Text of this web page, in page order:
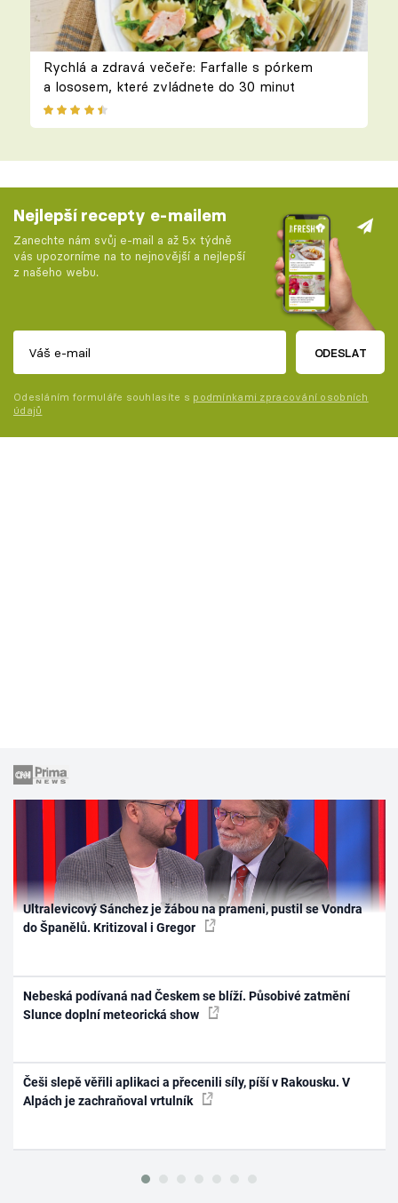
Rychlá a zdravá večeře: Farfalle s pórkem
a lososem, které zvládnete do 30 minut
Nejlepší recepty e-mailem
Zanechte nám svůj e-mail a až 5x týdně
vás upozorníme na to nejnovější a nejlepší
z našeho webu.
ODESLAT
Odesláním formuláře souhlasíte s podmínkami zpracování osobních
údajů
Ultralevicový Sánchez je žábou na prameni, pustil se Vondra
do Španělů. Kritizoval i Gregor
Nebeská podívaná nad Českem se blíží. Působivé zatmění
Slunce doplní meteorická show
Češi slepě věřili aplikaci a přecenili síly, píší v Rakousku. V
Alpách je zachraňoval vrtulník